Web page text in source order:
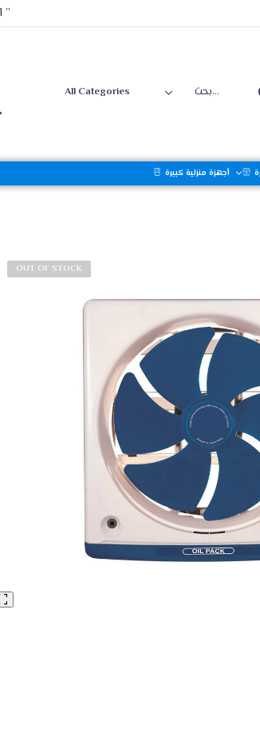
اهلا بك في شركة “الديزل ”
أجهزة منزلية كبيرة
OUT OF STOCK